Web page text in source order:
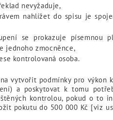
nevyžaduje,
nahlížet do spisu je
se prokazuje
jednoho zmocněnce,
kontrolovaná osoba.
vytvořit podmínky pro
a poskytovat k tomu
kontrolou, pokud o to
pokutu do 500 000 Kč [viz